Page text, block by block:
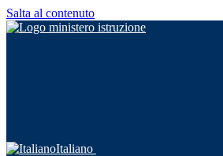
Salta al contenuto
Italiano